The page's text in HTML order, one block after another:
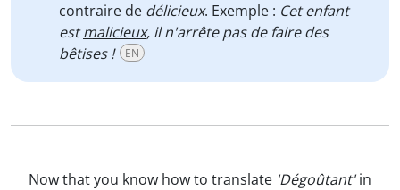
contraire de délicieux. Exemple : Cet enfant
estmalicieux, il n'arrête pas de faire des
bêtises !
EN
Now that you know how to translate 'Dégoûtant'in